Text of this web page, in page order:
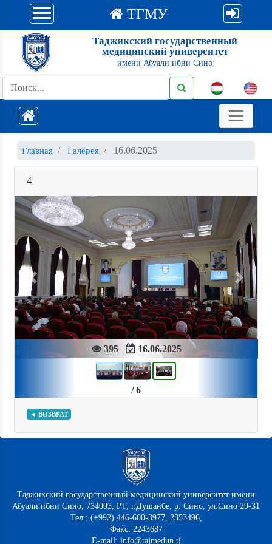
ТГМУ
Таджикский государственный
медицинский университет
имени Абуали ибни Сино
Главная Галерея 16.06.2025
4
395 16.06.2025
Previous Next
/ 6
◄ ВОЗВРАТ
Таджикский государственный медицинский университет имени
Абуали ибни Сино, 734003, РТ, г.Душанбе, р. Сино, ул.Сино 29-31
Тел.: (+992) 446-600-3977, 2353496,
Факс: 2243687
E-mail: info@tajmedun.tj